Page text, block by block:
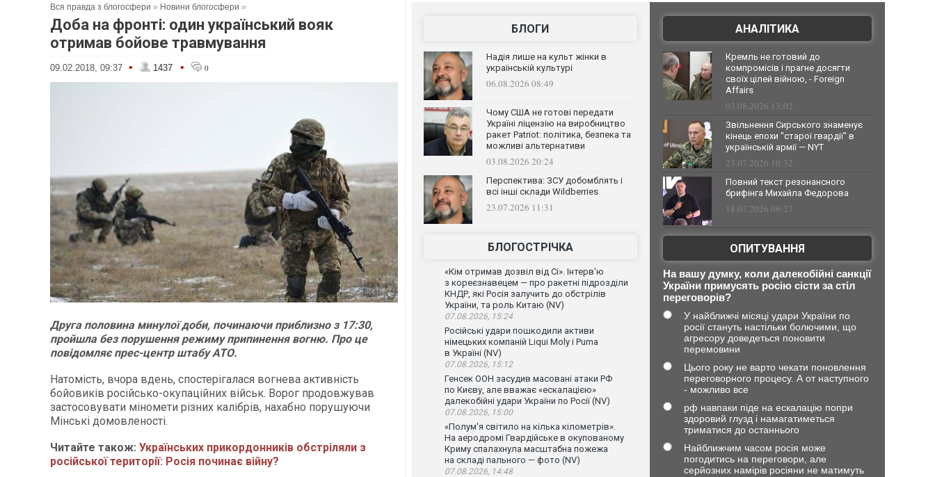
Вся правда з блогосфери » Новини блогосфери »
Доба на фронті: один український вояк
отримав бойове травмування
09.02.2018, 09:37 • 1437 • 0
Друга половина минулої доби, починаючи приблизно з 17:30,
пройшла без порушення режиму припинення вогню. Про це
повідомляє прес-центр штабу АТО.
Натомість, вчора вдень, спостерігалася вогнева активність
бойовиків російсько-окупаційних військ. Ворог продовжував
застосовувати міномети різних калібрів, нахабно порушуючи
Мінські домовленості.
Читайте також: Українських прикордонників обстріляли з
російської території: Росія починає війну?
БЛОГИ
Надія лише на культ жінки в
українській культурі
06.08.2026 08:49
Чому США не готові передати
Україні ліцензію на виробництво
ракет Patriot: політика, безпека та
можливі альтернативи
03.08.2026 20:24
Перспектива: ЗСУ добомблять і
всі інші склади Wildberries
23.07.2026 11:31
БЛОГОСТРІЧКА
«Кім отримав дозвіл від Сі». Інтерв'ю
з кореєзнавецем — про ракетні підрозділи
КНДР, які Росія залучить до обстрілів
України, та роль Китаю (NV)
07.08.2026, 15:24
Російські удари пошкодили активи
німецьких компаній Liqui Moly і Puma
в Україні (NV)
07.08.2026, 15:12
Генсек ООН засудив масовані атаки РФ
по Києву, але вважає «ескалацією»
далекобійні удари України по Росії (NV)
07.08.2026, 15:00
«Полум'я світило на кілька кілометрів».
На аеродромі Гвардійське в окупованому
Криму спалахнула масштабна пожежа
на складі пального — фото (NV)
07.08.2026, 14:48
АНАЛІТИКА
Кремль не готовий до
компромісів і прагне досягти
своїх цілей війною, - Foreign
Affairs
03.08.2026 13:02
Звільнення Сирського знаменує
кінець епохи "старої гвардії" в
українській армії — NYT
23.07.2026 10:32
Повний текст резонансного
брифінга Михайла Федорова
18.07.2026 09:27
ОПИТУВАННЯ
На вашу думку, коли далекобійні санкції
України примусять росію сісти за стіл
переговорів?
У найближчі місяці удари України по
росії стануть настільки болючими, що
агресору доведеться поновити
перемовини
Цього року не варто чекати поновлення
переговорного процесу. А от наступного
- можливо все
рф навпаки піде на ескалацію попри
здоровий глузд і намагатиметься
триматися до останнього
Найближчим часом росія може
погодитись на переговори, але
серйозних намірів росіяни не матимуть